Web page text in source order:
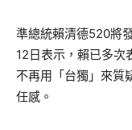
準總統賴清德520將
12日表示，賴已多次
不再用「台獨」來質
任感。